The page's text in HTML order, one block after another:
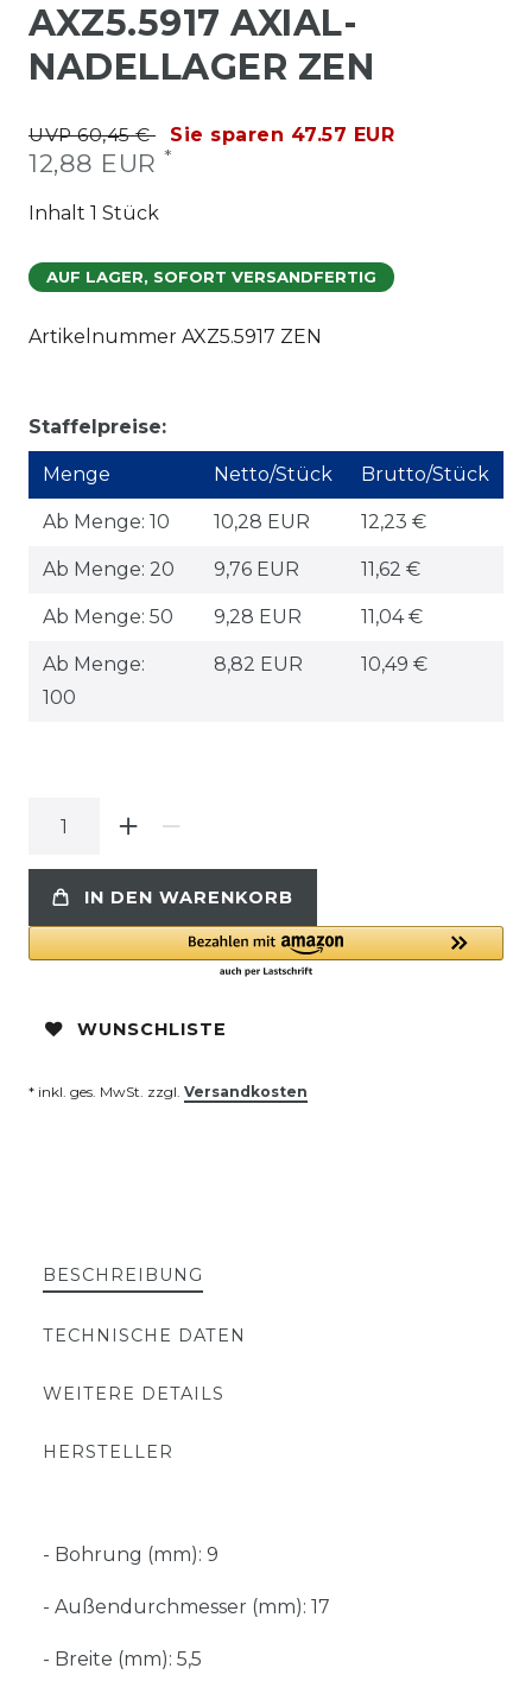
AXZ5.5917 AXIAL-
NADELLAGER ZEN
UVP 60,45 € Sie sparen 47.57 EUR
12,88 EUR *
Inhalt 1 Stück
AUF LAGER, SOFORT VERSANDFERTIG
Artikelnummer AXZ5.5917 ZEN
Staffelpreise:
Menge Netto/Stück Brutto/Stück
Ab Menge: 10 10,28 EUR 12,23 €
Ab Menge: 20 9,76 EUR 11,62 €
Ab Menge: 50 9,28 EUR 11,04 €
Ab Menge:
100
8,82 EUR 10,49 €
IN DEN WARENKORB
WUNSCHLISTE
* inkl. ges. MwSt. zzgl. Versandkosten
BESCHREIBUNG
TECHNISCHE DATEN
WEITERE DETAILS
HERSTELLER
- Bohrung (mm): 9
- Außendurchmesser (mm): 17
- Breite (mm): 5,5